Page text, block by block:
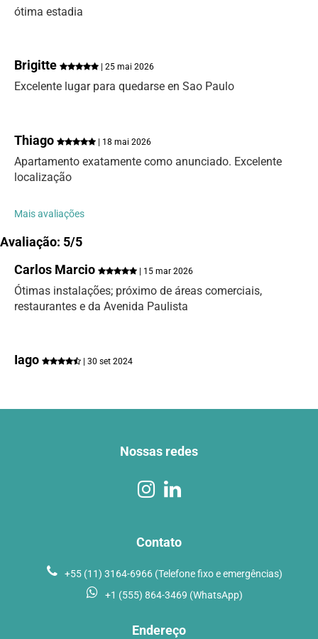
ótima estadia
Brigitte | 25 mai 2026
Excelente lugar para quedarse en Sao Paulo
Thiago | 18 mai 2026
Apartamento exatamente como anunciado. Excelente
localização
Mais avaliações
Avaliação: 5/5
Carlos Marcio
| 15 mar 2026
Ótimas instalações; próximo de áreas comerciais,
restaurantes e da Avenida Paulista
Iago | 30 set 2024
Nossas redes
Contato
+55 (11) 3164-6966 (Telefone fixo e emergências)
+1 (555) 864-3469 (WhatsApp)
Endereço